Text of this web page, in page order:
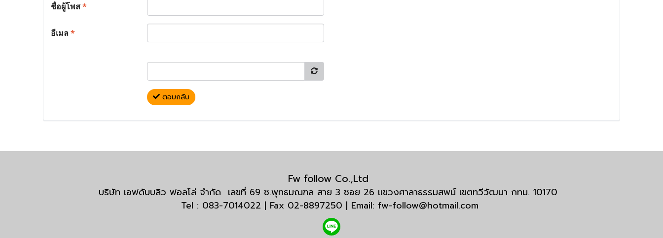
ชื่อผู้โพส*
อีเมล*
ตอบกลับ
Fw follow Co.,Ltd
บริษัท เอฟดับบลิว ฟอลโล่ จำกัด เลขที่ 69 ซ.พุทธมณฑล สาย 3 ซอย 26 แขวงศาลาธรรมสพน์ เขตทวีวัฒนา กทม. 10170
Tel : 083-7014022 | Fax 02-8897250 | Email: fw-follow@hotmail.com